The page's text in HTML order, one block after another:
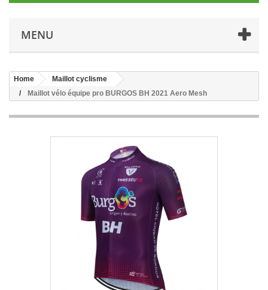
MENU
Home
Maillot cyclisme
Maillot vélo équipe pro BURGOS BH 2021 Aero Mesh